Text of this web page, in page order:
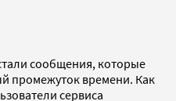
сообщения, которые
промежуток времени. Как
сервиса